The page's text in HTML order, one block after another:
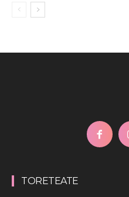
TORETEATE